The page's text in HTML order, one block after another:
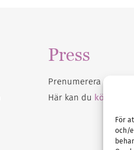
För
och/
Press
Prenumerera på vårt
Här kan du köpa